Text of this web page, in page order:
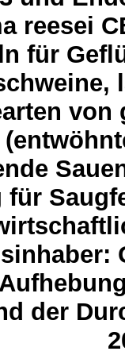
reesei
für
für
der